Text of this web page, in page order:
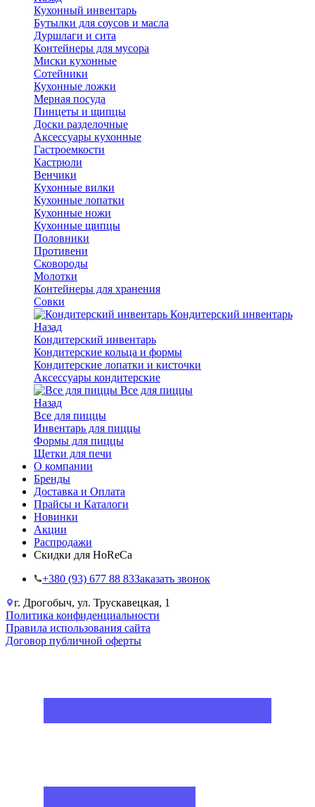
Кухонный инвентарь
Бутылки для соусов и масла
Дуршлаги и сита
Контейнеры для мусора
Миски кухонные
Сотейники
Кухонные ложки
Мерная посуда
Пинцеты и щипцы
Доски разделочные
Аксессуары кухонные
Гастроемкости
Кастрюли
Венчики
Кухонные вилки
Кухонные лопатки
Кухонные ножи
Кухонные щипцы
Половники
Противени
Сковороды
Молотки
Контейнеры для хранения
Совки
Кондитерский инвентарь
Назад
Кондитерский инвентарь
Кондитерские кольца и формы
Кондитерские лопатки и кисточки
Аксессуары кондитерские
Все для пиццы
Назад
Все для пиццы
Инвентарь для пиццы
Формы для пиццы
Щетки для печи
О компании
Бренды
Доставка и Оплата
Прайсы и Каталоги
Новинки
Акции
Распродажи
Скидки для HoReCa
+38‎0 (93) 677 88 83Заказать звонок
г. Дрогобыч, ул. Трускавецкая, 1
Политика конфиденциальности
Правила использования сайта
Договор публичной оферты